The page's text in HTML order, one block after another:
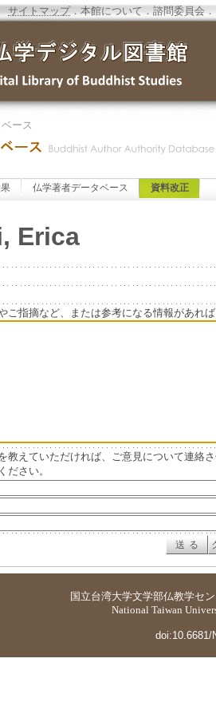
サイトマップ．本館について ．諮問委員会 ．
ース
仏学著者データベース 資料改正
Erica
ご指摘など、または参考になる情報があれ
教えていただければ、ご意見について連絡
ださい。
国立台湾大学文学部仏教学セ
National Taiwan
doi:10.6681/